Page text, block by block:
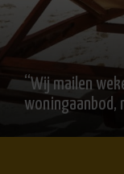
“Wij mailen
woningaanbod,